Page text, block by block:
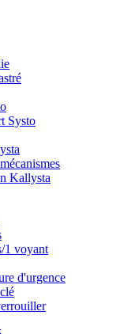
Systo
Kallysta
1 voyant
d'urgence